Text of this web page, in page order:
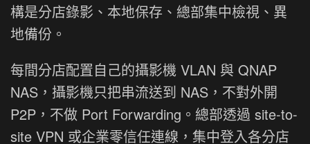
構是分店錄影、本地保存、總部集中檢視、異
地備份。
每間分店配置自己的攝影機 VLAN 與 QNAP
NAS，攝影機只把串流送到 NAS，不對外開
P2P，不做 Port Forwarding。總部透過 site-to-
site VPN 或企業零信任連線，集中登入各分店